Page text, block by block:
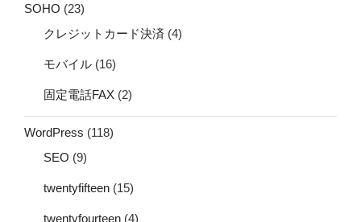
SOHO (23)
クレジットカード決済 (4)
モバイル (16)
固定電話FAX (2)
WordPress (118)
SEO (9)
twentyfifteen (15)
twentyfourteen (4)